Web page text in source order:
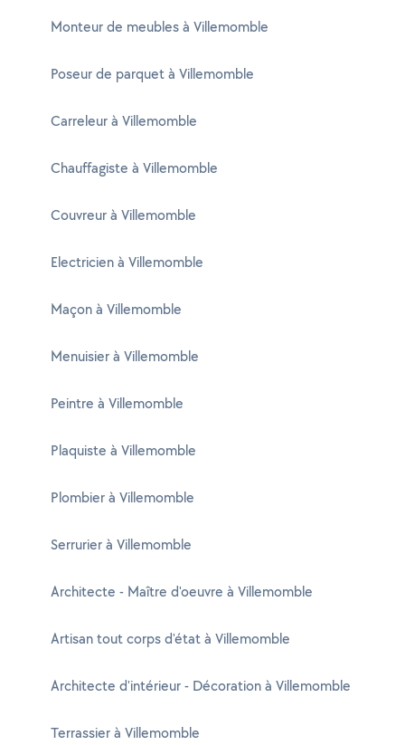
Monteur de meubles à Villemomble
Poseur de parquet à Villemomble
Carreleur à Villemomble
Chauffagiste à Villemomble
Couvreur à Villemomble
Electricien à Villemomble
Maçon à Villemomble
Menuisier à Villemomble
Peintre à Villemomble
Plaquiste à Villemomble
Plombier à Villemomble
Serrurier à Villemomble
Architecte - Maître d'oeuvre à Villemomble
Artisan tout corps d'état à Villemomble
Architecte d'intérieur - Décoration à Villemomble
Terrassier à Villemomble